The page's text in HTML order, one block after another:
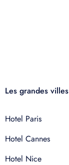
Les grandes villes
Hotel Paris
Hotel Cannes
Hotel Nice